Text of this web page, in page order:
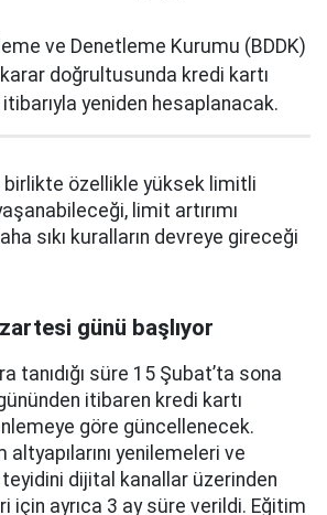
ve Denetleme Kurumu (BDDK)
karar doğrultusunda kredi kartı
yeniden hesaplanacak.
birlikte özellikle yüksek limitli
limit artırımı
sıkı kuralların devreye gireceği
günü başlıyor
tanıdığı süre 15 Şubat’ta sona
itibaren kredi kartı
göre güncellenecek.
yenilemeleri ve
dijital kanallar üzerinden
için ayrıca 3 ay süre verildi. Eğitim